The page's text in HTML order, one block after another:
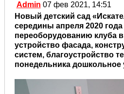
Admin 07 фев 2021, 14:51
Новый детский сад
середины апреля 2020
переоборудованию клуба
устройство фасада,
систем, благоустройство
понедельника